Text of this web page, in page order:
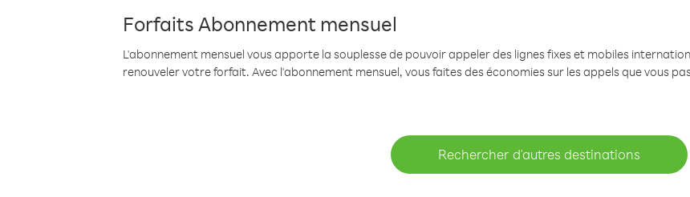
Forfaits Abonnement mensuel
L'abonnement mensuel vous apporte la souplesse de pouvoir appeler des lignes fixes et mobiles
renouveler votre forfait. Avec l'abonnement mensuel, vous faites des économies sur les appels que vous
Rechercher d'autres destinations